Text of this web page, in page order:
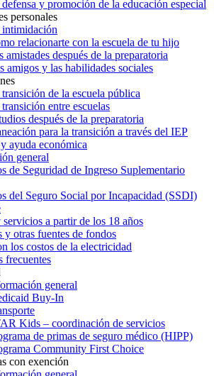
y promoción de la educación especial
personales
relacionarte con la escuela de tu hijo
amistades después de la preparatoria
amigos y las habilidades sociales
de la escuela pública
entre escuelas
después de la preparatoria
para la transición a través del IEP
ayuda económica
general
de Seguridad de Ingreso Suplementario
del Seguro Social por Incapacidad (SSDI)
a partir de los 18 años
y otras fuentes de fondos
los costos de la electricidad
frecuentes
general
Buy-In
Kids – coordinación de servicios
de primas de seguro médico (HIPP)
Community First Choice
con exención